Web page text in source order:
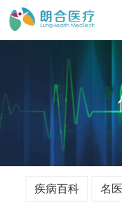
疾病百科 名